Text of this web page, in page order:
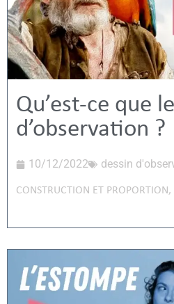
Qu’est-ce que
d’observation ?
10/12/2022 dessin
CONSTRUCTION ET PROPORTION,